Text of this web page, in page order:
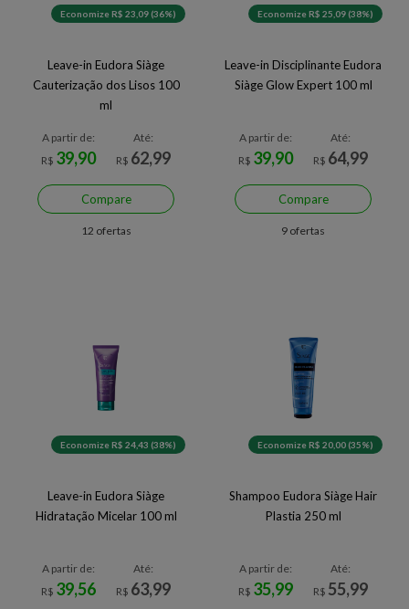
Economize R$ 23,09 (36%)
Leave-in Eudora Siàge
Cauterização dos Lisos 100
ml
A partir de:
R$ 39,90
Até:
R$ 62,99
Compare
12 ofertas
Economize R$ 25,09 (38%)
Leave-in Disciplinante Eudora
Siàge Glow Expert 100 ml
A partir de:
R$ 39,90
Até:
R$ 64,99
Compare
9 ofertas
Economize R$ 24,43 (38%)
Leave-in Eudora Siàge
Hidratação Micelar 100 ml
A partir de:
R$ 39,56
Até:
R$ 63,99
Economize R$ 20,00 (35%)
Shampoo Eudora Siàge Hair
Plastia 250 ml
A partir de:
R$ 35,99
Até:
R$ 55,99